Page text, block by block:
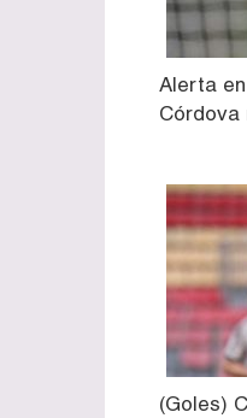
Alerta
Córdova
(Goles)